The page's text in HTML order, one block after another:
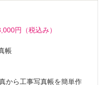
円（税込み）
帳
から工事写真帳を簡単作